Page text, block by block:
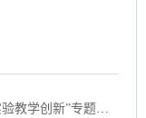
”专题培训成功举办